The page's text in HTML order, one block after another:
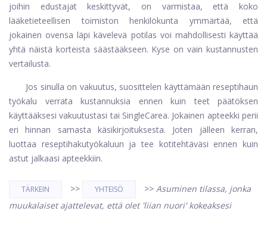
joihin edustajat keskittyvät, on varmistaa, että koko
lääketieteellisen toimiston henkilökunta ymmärtää, että
jokainen ovensa läpi kävelevä potilas voi mahdollisesti käyttää
yhtä näistä korteista säästääkseen. Kyse on vain kustannusten
vertailusta.
Jos sinulla on vakuutus, suosittelen käyttämään reseptihaun
työkalu
verrata kustannuksia ennen kuin teet päätöksen
käyttääksesi vakuutustasi tai SingleCarea. Jokainen apteekki perii
eri hinnan samasta käsikirjoituksesta. Joten jälleen kerran,
luottaa reseptihakutyökaluun ja tee kotitehtäväsi ennen kuin
astut jalkaasi apteekkiin.
TÄRKEIN >> YHTEISÖ >> Asuminen tilassa, jonka
muukalaiset ajattelevat, että olet 'liian nuori' kokeaksesi